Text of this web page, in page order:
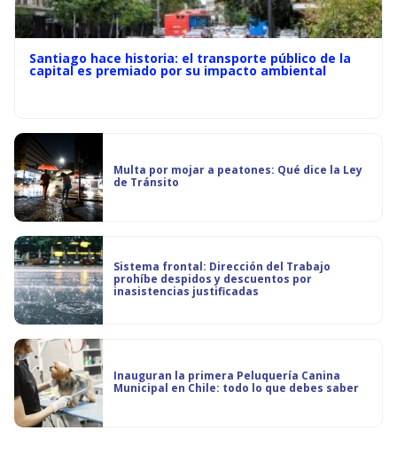
Santiago hace historia: el transporte público de la
capital es premiado por su impacto ambiental
Multa por mojar a peatones: Qué dice la Ley
de Tránsito
Sistema frontal: Dirección del Trabajo
prohíbe despidos y descuentos por
inasistencias justificadas
Inauguran la primera Peluquería Canina
Municipal en Chile: todo lo que debes saber